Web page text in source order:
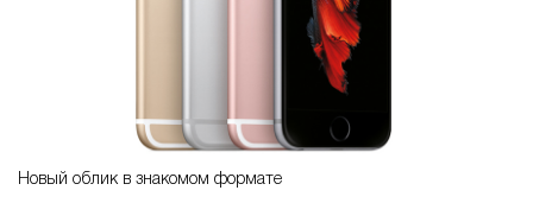
Новый облик в знакомом формате